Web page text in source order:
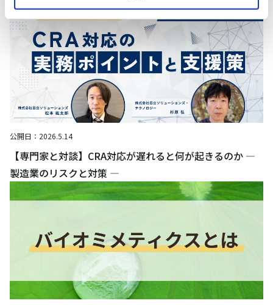
公開日： 2026.5.14
【専門家と対談】CRA対応が遅れると何が起きるのか ―
製造業のリスクと対策 ―